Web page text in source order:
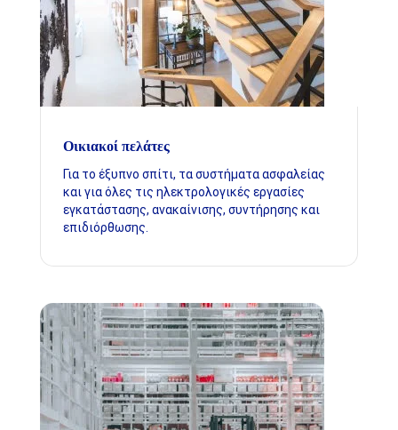
Οικιακοί πελάτες
Για το έξυπνο σπίτι, τα συστήματα ασφαλείας
και για όλες τις ηλεκτρολογικές εργασίες
εγκατάστασης, ανακαίνισης, συντήρησης και
επιδιόρθωσης.